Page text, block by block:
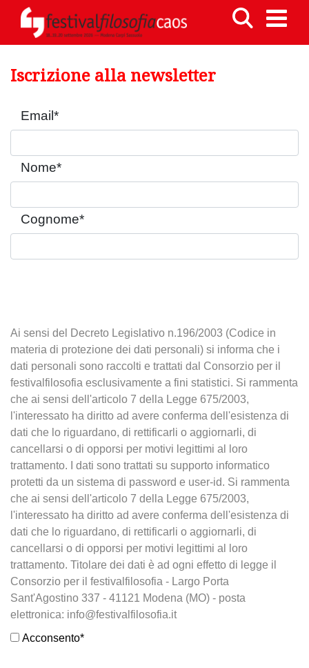
Iscrizione alla newsletter
Email*
Nome*
Cognome*
Ai sensi del Decreto Legislativo n.196/2003 (Codice in
materia di protezione dei dati personali) si informa che i
dati personali sono raccolti e trattati dal Consorzio per il
festivalfilosofia esclusivamente a fini statistici. Si rammenta
che ai sensi dell'articolo 7 della Legge 675/2003,
l'interessato ha diritto ad avere conferma dell'esistenza di
dati che lo riguardano, di rettificarli o aggiornarli, di
cancellarsi o di opporsi per motivi legittimi al loro
trattamento. I dati sono trattati su supporto informatico
protetti da un sistema di password e user-id. Si rammenta
che ai sensi dell'articolo 7 della Legge 675/2003,
l'interessato ha diritto ad avere conferma dell'esistenza di
dati che lo riguardano, di rettificarli o aggiornarli, di
cancellarsi o di opporsi per motivi legittimi al loro
trattamento. Titolare dei dati è ad ogni effetto di legge il
Consorzio per il festivalfilosofia - Largo Porta
Sant'Agostino 337 - 41121 Modena (MO) - posta
elettronica: info@festivalfilosofia.it
Acconsento*